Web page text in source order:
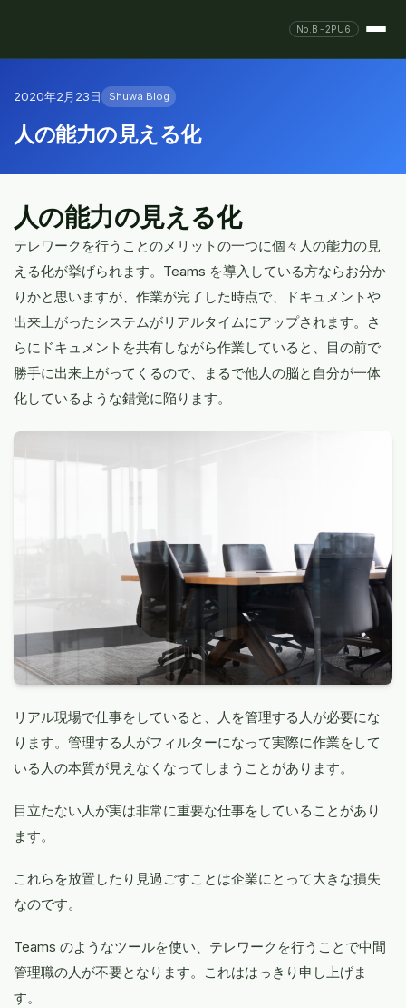
No.B-2PU6
2020年2月23日 Shuwa Blog
人の能力の見える化
人の能力の見える化
テレワークを行うことのメリットの一つに個々人の能力の見
える化が挙げられます。Teams を導入している方ならお分か
りかと思いますが、作業が完了した時点で、ドキュメントや
出来上がったシステムがリアルタイムにアップされます。さ
らにドキュメントを共有しながら作業していると、目の前で
勝手に出来上がってくるので、まるで他人の脳と自分が一体
化しているような錯覚に陥ります。
リアル現場で仕事をしていると、人を管理する人が必要にな
ります。管理する人がフィルターになって実際に作業をして
いる人の本質が見えなくなってしまうことがあります。
目立たない人が実は非常に重要な仕事をしていることがあり
ます。
これらを放置したり見過ごすことは企業にとって大きな損失
なのです。
Teams のようなツールを使い、テレワークを行うことで中間
管理職の人が不要となります。これははっきり申し上げま
す。